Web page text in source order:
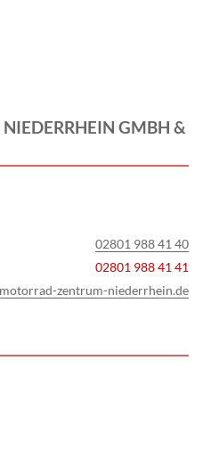
GMBH &
02801 988 41 40
02801 988 41 41
zentrum-niederrhein.de